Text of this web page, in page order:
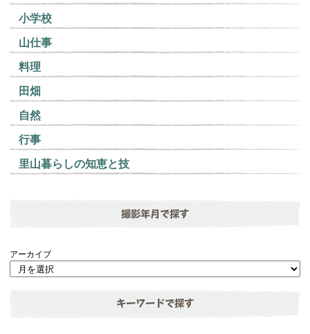
小学校
山仕事
料理
田畑
自然
行事
里山暮らしの知恵と技
撮影年月で探す
アーカイブ
キーワードで探す